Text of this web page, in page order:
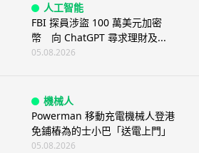
人工智能
FBI 探員涉盜 100 萬美元加密
幣 向 ChatGPT 尋求理財及...
05.08.2026
機械人
Powerman 移動充電機械人登港
免鋪樁為的士小巴「送電上門」
05.08.2026